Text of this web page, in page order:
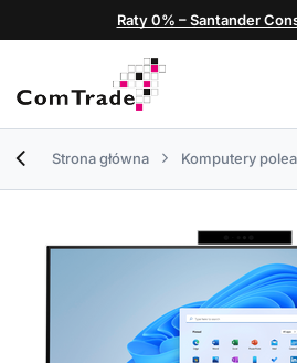
Raty 0% – Santander
Strona główna Komputery